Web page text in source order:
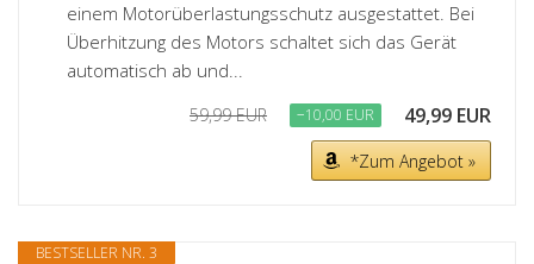
einem Motorüberlastungsschutz ausgestattet. Bei
Überhitzung des Motors schaltet sich das Gerät
automatisch ab und...
59,99 EUR −10,00 EUR 49,99 EUR
*Zum Angebot »
BESTSELLER NR. 3